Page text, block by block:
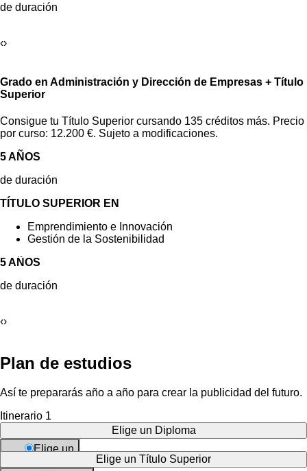
de duración
‹›
Grado en Administración y Dirección de Empresas + Título
Superior
Consigue tu Título Superior cursando 135 créditos más. Precio
por curso: 12.200 €. Sujeto a modificaciones.
5 AÑOS
de duración
TÍTULO SUPERIOR EN
Emprendimiento e Innovación
Gestión de la Sostenibilidad
5 AÑOS
de duración
‹›
Plan de estudios
Así te prepararás año a año para crear la publicidad del futuro.
Itinerario 1
Elige un Diploma
Elige un
Itinerario 2
Elige un Título Superior